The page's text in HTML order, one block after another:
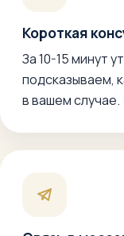
Короткая
За 10-15 минут
подсказываем,
в вашем случае.